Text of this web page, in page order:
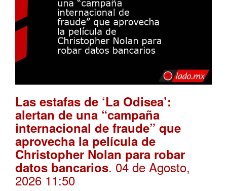
Las estafas de ‘La Odisea’:
alertan de una “campaña
internacional de fraude” que
aprovecha la película de
Christopher Nolan para robar
datos bancarios. 04 de Agosto,
2026 11:50